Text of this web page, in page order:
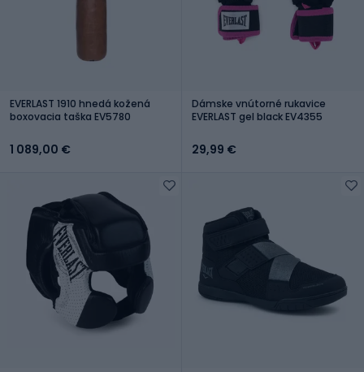
EVERLAST 1910 hnedá kožená
boxovacia taška EV5780
1 089,00 €
Dámske vnútorné rukavice
EVERLAST gel black EV4355
29,99 €